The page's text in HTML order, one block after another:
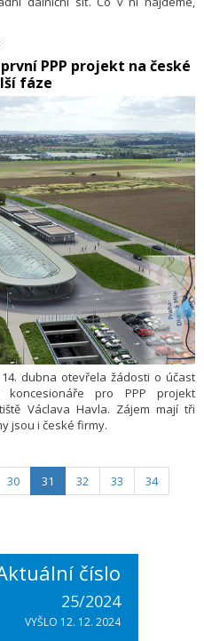
před tím, než ji bude podrobněji
PPP projekt na české
fáze
dubna otevřela žádosti o účast
pro PPP projekt
Václava Havla. Zájem mají tři
jsou i české firmy.
30 31 32 33
34
číslo
25/2024
VYŠLO 12. 12. 2024